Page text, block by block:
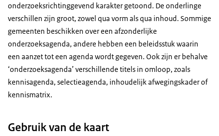
onderzoeksrichtinggevend karakter getoond. De onderlinge
verschillen zijn groot, zowel qua vorm als qua inhoud. Sommige
gemeenten beschikken over een afzonderlijke
onderzoeksagenda, andere hebben een beleidsstuk waarin
een aanzet tot een agenda wordt gegeven. Ook zijn er behalve
‘onderzoeksagenda’ verschillende titels in omloop, zoals
kennisagenda, selectieagenda, inhoudelijk afwegingskader of
kennismatrix.
Gebruik van de kaart